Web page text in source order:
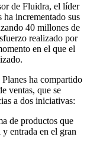
de Fluidra, el líder
incrementado sus
40 millones de
realizado por
en el que el
ha compartido
ventas, que se
a dos iniciativas:
de productos que
entrada en el gran